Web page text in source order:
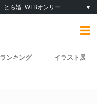
とら婚 WEBオンリー ▼
ランキング イラスト展